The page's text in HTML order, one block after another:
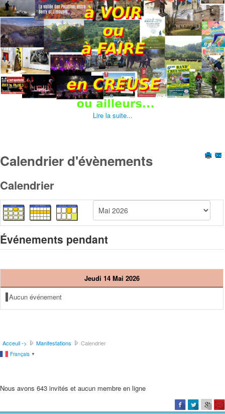
Lire la suite...
Calendrier d'évènements
Calendrier
Événements pendant
Jeudi 14 Mai 2026
Aucun événement
Acceuil -> Manifestations Calendrier
Français ▼
Nous avons 643 invités et aucun membre en ligne